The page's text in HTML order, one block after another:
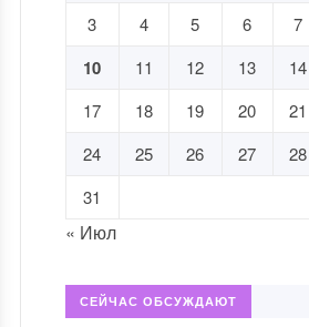
3
4 5 6 7
10 11 12 13 14
17
18 19 20 21
24
25 26 27 28
31
« Июл
СЕЙЧАС ОБСУЖДАЮТ